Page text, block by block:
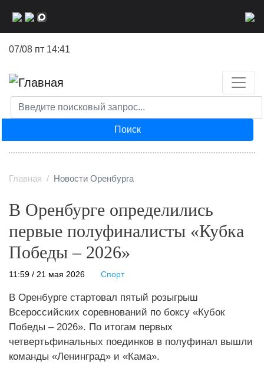
07/08 пт 14:41
Поиск
Главная Новости Оренбурга
В Оренбурге определились
первые полуфиналисты «Кубка
Победы – 2026»
11:59 / 21 мая 2026 Спорт
В Оренбурге стартовал пятый розыгрыш
Всероссийских соревнований по боксу «Кубок
Победы – 2026». По итогам первых
четвертьфинальных поединков в полуфинал вышли
команды «Ленинград» и «Кама».